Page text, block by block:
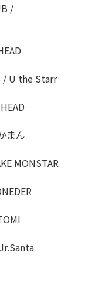
/
/ U the Starr
まん
MONSTAR